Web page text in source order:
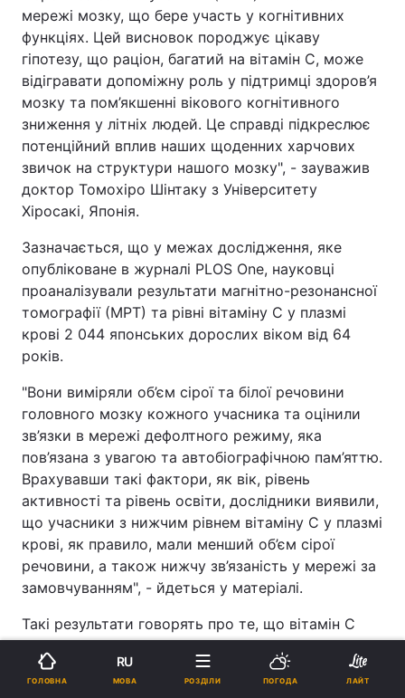
мережі мозку, що бере участь у когнітивних
функціях. Цей висновок породжує цікаву
гіпотезу, що раціон, багатий на вітамін С, може
відігравати допоміжну роль у підтримці здоров’я
мозку та пом’якшенні вікового когнітивного
зниження у літніх людей. Це справді підкреслює
потенційний вплив наших щоденних харчових
звичок на структури нашого мозку", - зауважив
доктор Томохіро Шінтаку з Університету
Хіросакі, Японія.
Зазначається, що у межах дослідження, яке
опубліковане в журналі PLOS One, науковці
проаналізували результати магнітно-резонансної
томографії (МРТ) та рівні вітаміну С у плазмі
крові 2 044 японських дорослих віком від 64
років.
"Вони виміряли об’єм сірої та білої речовини
головного мозку кожного учасника та оцінили
зв’язки в мережі дефолтного режиму, яка
пов’язана з увагою та автобіографічною пам’яттю.
Врахувавши такі фактори, як вік, рівень
активності та рівень освіти, дослідники виявили,
що учасники з нижчим рівнем вітаміну С у плазмі
крові, як правило, мали менший об’єм сірої
речовини, а також нижчу зв’язаність у мережі за
замовчуванням", - йдеться у матеріалі.
Такі результати говорять про те, що вітамін C
може підтримувати когнітивні функції та
протидіяти когнітивному спаду. Але результати
показали лише звʼязок між рівнем вітаміну C та
ГОЛОВНА
RU
МОВА РОЗДІЛИ ПОГОДА ЛАЙТ